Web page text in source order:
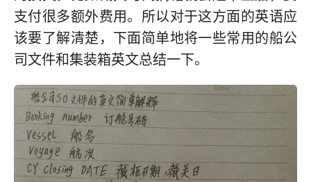
支付很多额外费用。所以对于这方面的英语应
该要了解清楚，下面简单地将一些常用的船公
司文件和集装箱英文总结一下。